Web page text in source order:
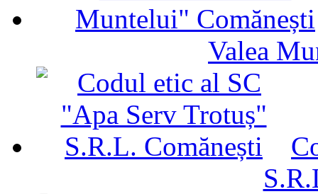
Valea